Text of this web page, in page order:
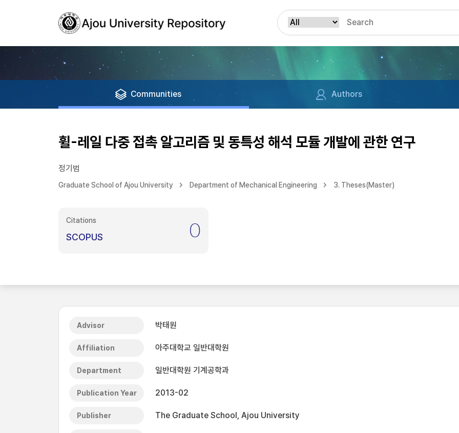
Communities Authors
휠-레일 다중 접촉 알고리즘 및 동특성 해석 모듈 개발에 관한 연구
정기범
Graduate School of Ajou University Department of Mechanical Engineering 3. Theses(Master)
Citations
SCOPUS 0
Advisor 박태원
Affiliation 아주대학교 일반대학원
Department 일반대학원 기계공학과
Publication Year 2013-02
Publisher The Graduate School, Ajou University